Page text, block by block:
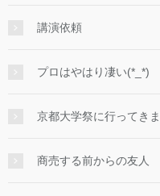
講演依頼
プロはやはり凄い(*_*)
京都大学祭に行ってき
商売する前からの友人